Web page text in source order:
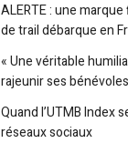
ALERTE : une
de trail débarque en
« Une véritable
rajeunir ses bénévoles
Quand l’UTMB Index
réseaux sociaux